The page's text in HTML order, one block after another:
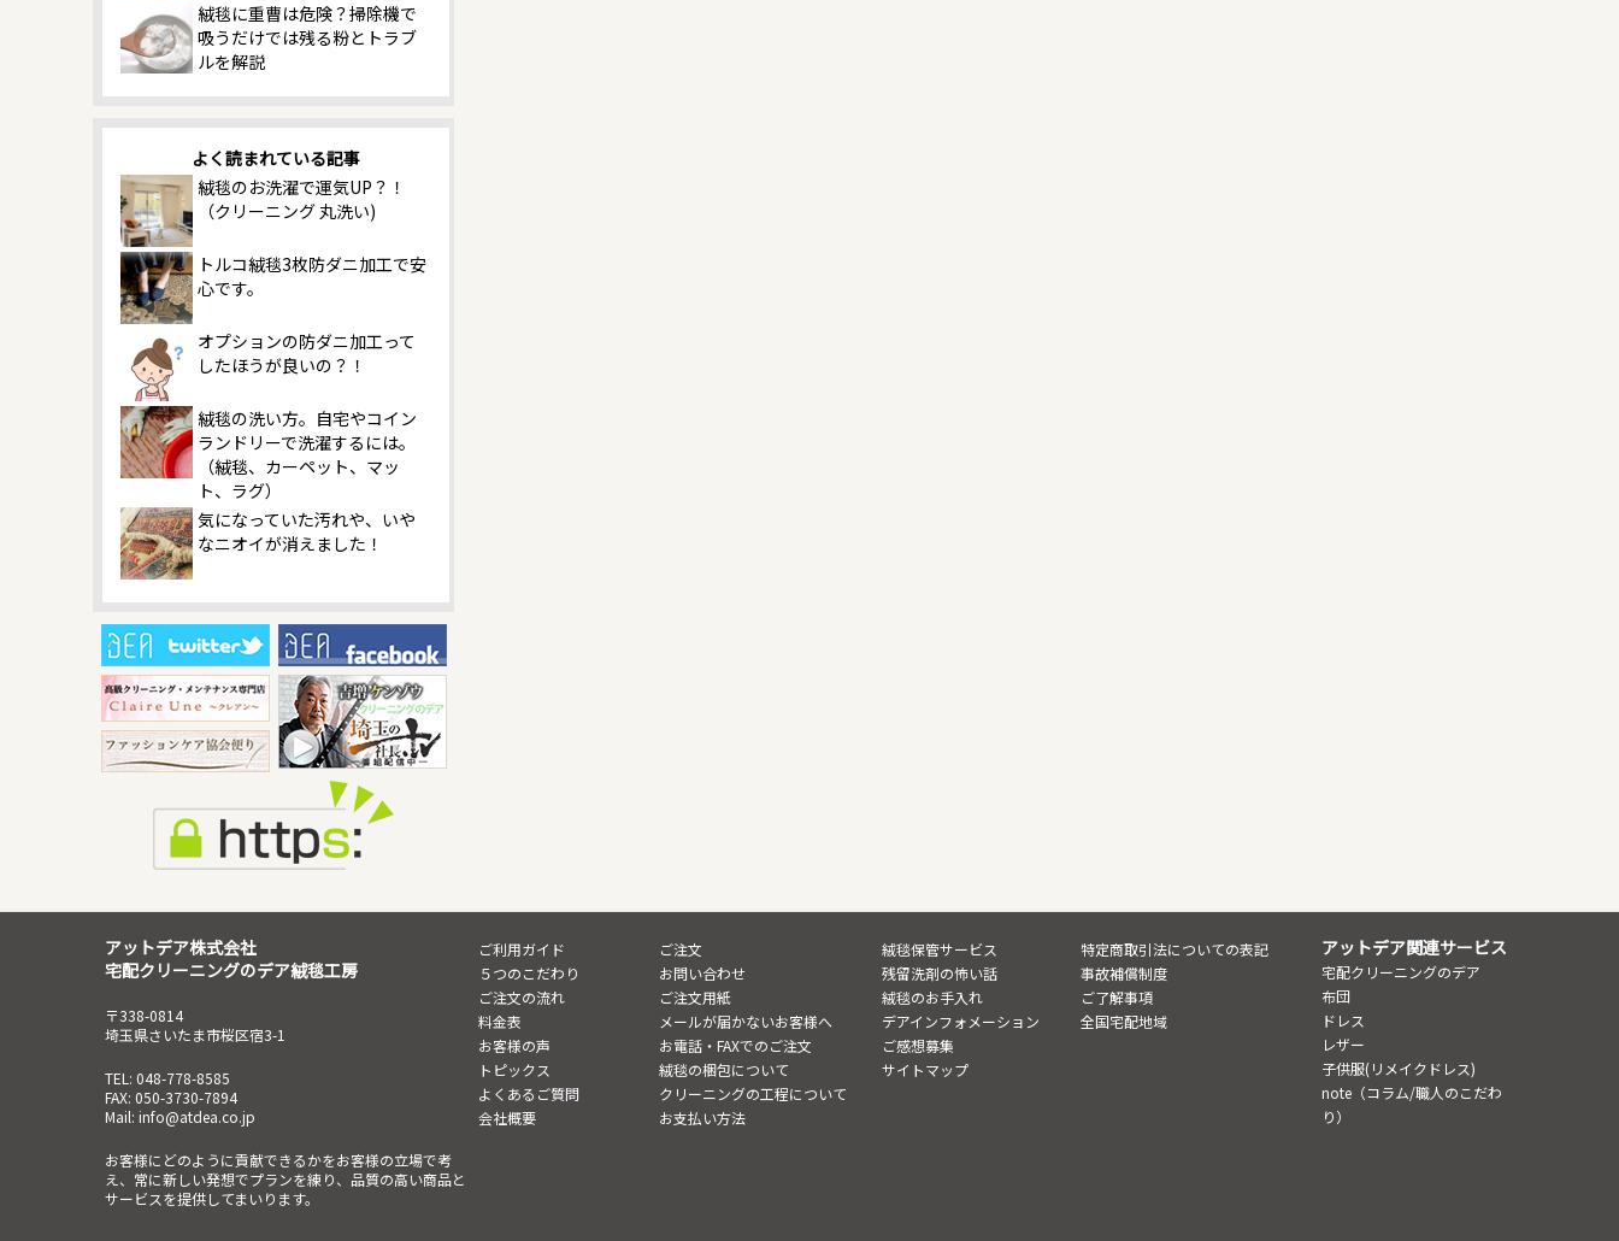
絨毯に重曹は危険？掃除機で
吸うだけでは残る粉とトラブ
ルを解説
よく読まれている記事
絨毯のお洗濯で運気UP？！
（クリーニング 丸洗い)
トルコ絨毯3枚防ダニ加工で安
心です。
オプションの防ダニ加工って
したほうが良いの？！
絨毯の洗い方。自宅やコイン
ランドリーで洗濯するには。
（絨毯、カーペット、マッ
ト、ラグ）
気になっていた汚れや、いや
なニオイが消えました！
アットデア株式会社
宅配クリーニングのデア絨毯工房
〒338-0814
埼玉県さいたま市桜区宿3-1
TEL: 048-778-8585
FAX: 050-3730-7894
Mail: info@atdea.co.jp
お客様にどのように貢献できるかをお客様の立場で考
え、常に新しい発想でプランを練り、品質の高い商品と
サービスを提供してまいります。
ご利用ガイド
５つのこだわり
ご注文の流れ
料金表
お客様の声
トピックス
よくあるご質問
会社概要
ご注文
お問い合わせ
ご注文用紙
メールが届かないお客様へ
お電話・FAXでのご注文
絨毯の梱包について
クリーニングの工程について
お支払い方法
絨毯保管サービス
残留洗剤の怖い話
絨毯のお手入れ
デアインフォメーション
ご感想募集
サイトマップ
特定商取引法についての表記
事故補償制度
ご了解事項
全国宅配地域
アットデア関連サービス
宅配クリーニングのデア
布団
ドレス
レザー
子供服(リメイクドレス)
note（コラム/職人のこだわ
り）